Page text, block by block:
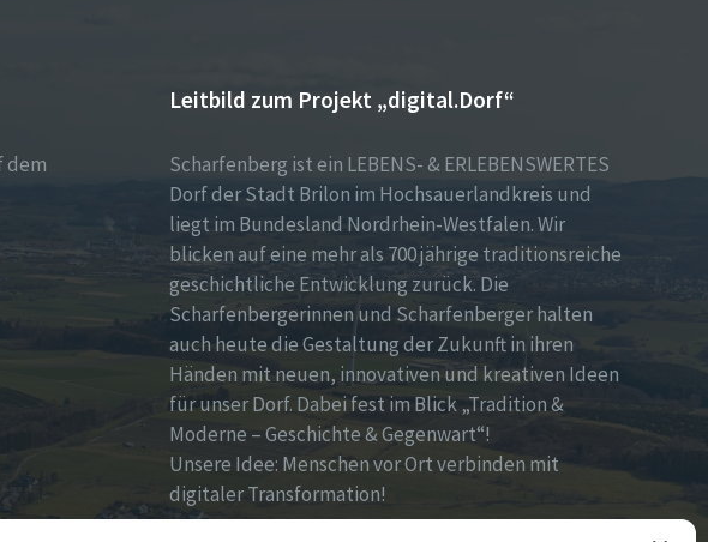
dem
Leitbild zum Projekt „digital.Dorf“
Scharfenberg ist ein LEBENS- & ERLEBENSWERTES
Dorf der Stadt Brilon im Hochsauerlandkreis und
liegt im Bundesland Nordrhein-Westfalen. Wir
blicken auf eine mehr als 700 jährige traditionsreiche
geschichtliche Entwicklung zurück. Die
Scharfenbergerinnen und Scharfenberger halten
auch heute die Gestaltung der Zukunft in ihren
Händen mit neuen, innovativen und kreativen Ideen
für unser Dorf. Dabei fest im Blick „Tradition &
Moderne – Geschichte & Gegenwart“!
Unsere Idee: Menschen vor Ort verbinden mit
digitaler Transformation!